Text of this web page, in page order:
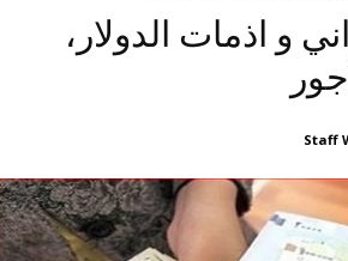
و اذمات الدولار،
Staff